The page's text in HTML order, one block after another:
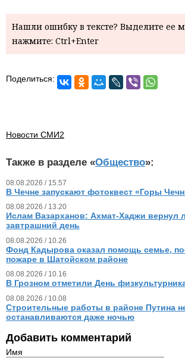
Нашли ошибку в тексте? Выделите ее
нажмите: Ctrl+Enter
Поделиться:
Новости СМИ2
Также в разделе «Общество»:
08.08.2026 / 15.57
В Чечне запускают фотоквест «Горы
08.08.2026 / 13.20
Ислам Вазарханов: Ахмат-Хаджи вернул
завтрашний день
08.08.2026 / 10.26
Фонд Кадырова оказал помощь семье,
пожаре в Шатойском районе
08.08.2026 / 10.16
В Грозном отметили День
08.08.2026 / 10.08
Строительные работы в районе Путина
останавливаются даже ночью
Добавить комментарий
Имя